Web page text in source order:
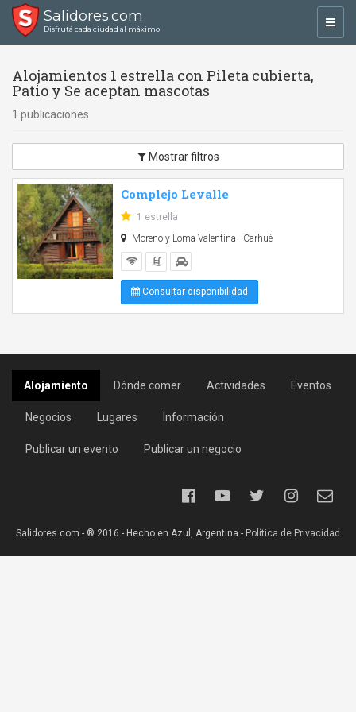
Salidores.com
Disfrutá cada ciudad al máximo
Alojamientos 1 estrella con Pileta cubierta,
Patio y Se aceptan mascotas
1 publicaciones
Mostrar filtros
Complejo Levalle
1 estrella
Moreno y Loma Valentina - Carhué
Consultar disponibilidad
Alojamiento Dónde comer Actividades Eventos
Negocios Lugares Información
Publicar un evento Publicar un negocio
Salidores.com - ® 2016 - Hecho en Azul, Argentina - Política de Privacidad